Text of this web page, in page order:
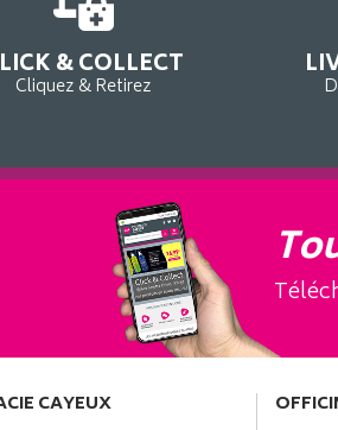
& COLLECT
Cliquez & Retirez
CAYEUX